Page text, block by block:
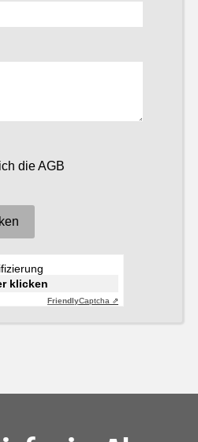
die AGB
klicken
FriendlyCaptcha ⇗